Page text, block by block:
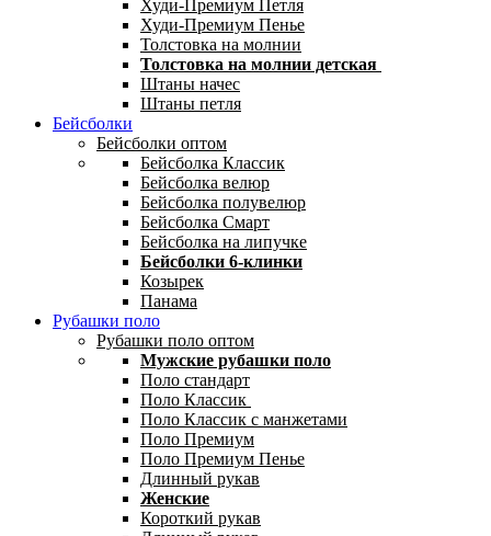
Худи-Премиум Петля
Худи-Премиум Пенье
Толстовка на молнии
Толстовка на молнии детская
Штаны начес
Штаны петля
Бейсболки
Бейсболки оптом
Бейсболка Классик
Бейсболка велюр
Бейсболка полувелюр
Бейсболка Смарт
Бейсболка на липучке
Бейсболки 6-клинки
Козырек
Панама
Рубашки поло
Рубашки поло оптом
Мужские рубашки поло
Поло стандарт
Поло Классик
Поло Классик с манжетами
Поло Премиум
Поло Премиум Пенье
Длинный рукав
Женские
Короткий рукав